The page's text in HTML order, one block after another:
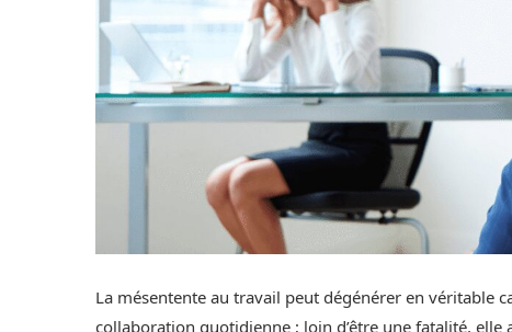
La mésentente au travail peut dégénérer en véritable
collaboration quotidienne ; loin d’être une fatalité,